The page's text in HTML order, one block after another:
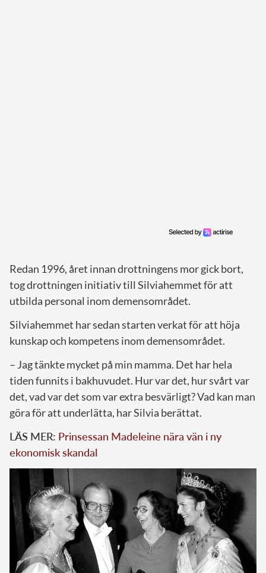
Redan 1996, året innan drottningens mor gick bort,
tog drottningen initiativ till Silviahemmet för att
utbilda personal inom demensområdet.
Silviahemmet har sedan starten verkat för att höja
kunskap och kompetens inom demensområdet.
– Jag tänkte mycket på min mamma. Det har hela
tiden funnits i bakhuvudet. Hur var det, hur svårt var
det, vad var det som var extra besvärligt? Vad kan man
göra för att underlätta, har Silvia berättat.
LÄS MER: Prinsessan Madeleine nära vän i ny
ekonomisk skandal